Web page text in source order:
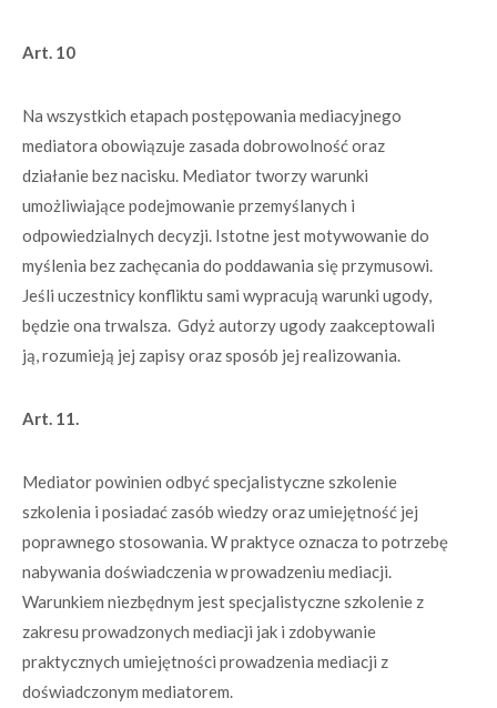
Art. 10
Na wszystkich etapach postępowania mediacyjnego
mediatora obowiązuje zasada dobrowolność oraz
działanie bez nacisku. Mediator tworzy warunki
umożliwiające podejmowanie przemyślanych i
odpowiedzialnych decyzji. Istotne jest motywowanie do
myślenia bez zachęcania do poddawania się przymusowi.
Jeśli uczestnicy konfliktu sami wypracują warunki ugody,
będzie ona trwalsza. Gdyż autorzy ugody zaakceptowali
ją, rozumieją jej zapisy oraz sposób jej realizowania.
Art. 11.
Mediator powinien odbyć specjalistyczne szkolenie
szkolenia i posiadać zasób wiedzy oraz umiejętność jej
poprawnego stosowania. W praktyce oznacza to potrzebę
nabywania doświadczenia w prowadzeniu mediacji.
Warunkiem niezbędnym jest specjalistyczne szkolenie z
zakresu prowadzonych mediacji jak i zdobywanie
praktycznych umiejętności prowadzenia mediacji z
doświadczonym mediatorem.